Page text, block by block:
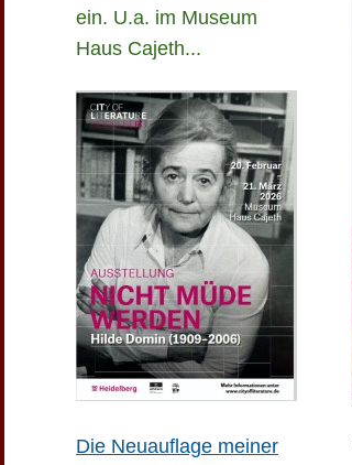
ein. U.a. im Museum
Haus Cajeth...
Die Neuauflage meiner